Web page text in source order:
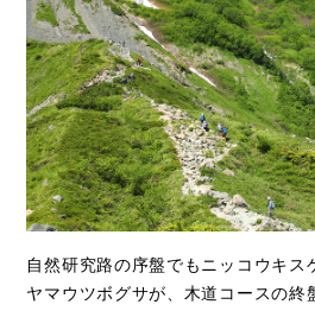
自然研究路の序盤でもニッコウキス
ヤマウツボグサが、木道コースの終